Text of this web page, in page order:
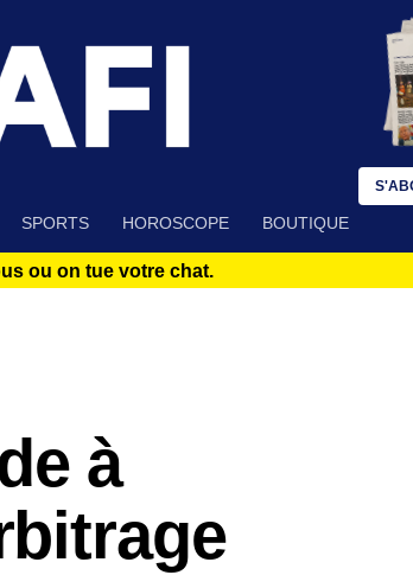
SPORTS HOROSCOPE BOUTIQUE
ou on tue votre chat.
à